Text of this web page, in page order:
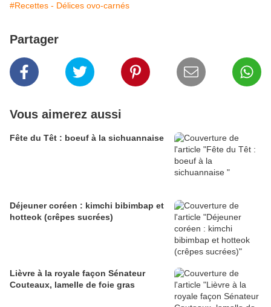
#Recettes - Délices ovo-carnés
Partager
Vous aimerez aussi
Fête du Têt : boeuf à la sichuannaise
Déjeuner coréen : kimchi bibimbap et
hotteok (crêpes sucrées)
Lièvre à la royale façon Sénateur
Couteaux, lamelle de foie gras